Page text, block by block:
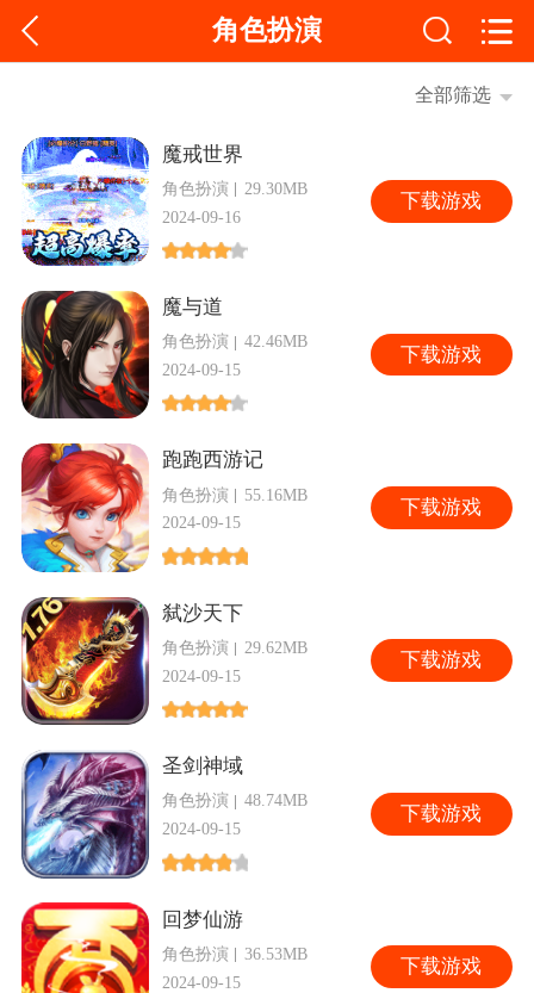
角色扮演
全部筛选
魔戒世界
角色扮演
29.30MB
2024-09-16
下载游戏
魔与道
角色扮演
42.46MB
2024-09-15
下载游戏
跑跑西游记
角色扮演
55.16MB
2024-09-15
下载游戏
弑沙天下
角色扮演
29.62MB
2024-09-15
下载游戏
圣剑神域
角色扮演
48.74MB
2024-09-15
下载游戏
回梦仙游
角色扮演
36.53MB
2024-09-15
下载游戏